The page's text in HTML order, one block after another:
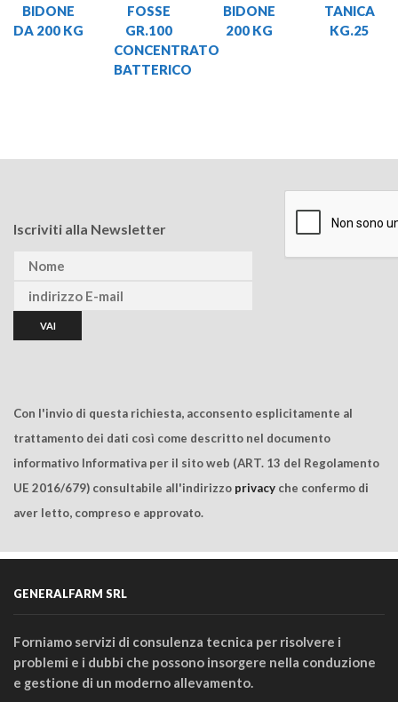
BIDONE
DA 200 KG
FOSSE
GR.100
CONCENTRATO
BATTERICO
BIDONE
200 KG
TANICA
KG.25
Iscriviti alla Newsletter
Con l'invio di questa richiesta, acconsento esplicitamente al
trattamento dei dati così come descritto nel documento
informativo Informativa per il sito web (ART. 13 del Regolamento
UE 2016/679) consultabile all'indirizzo privacy che confermo di
aver letto, compreso e approvato.
GENERALFARM SRL
Forniamo servizi di consulenza tecnica per risolvere i
problemi e i dubbi che possono insorgere nella conduzione
e gestione di un moderno allevamento.